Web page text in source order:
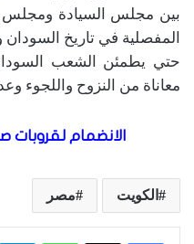
بين مجلس السيادة ومجلس
المفصلية في تاريخ
حتي يطمئن الشعب
معاناة من النزوح واللجوء
الانضمام لقروبات
الكويت مصر